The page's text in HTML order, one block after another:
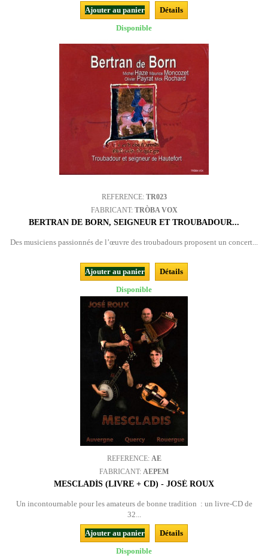
Ajouter au panier
Détails
Disponible
REFERENCE: TR023
FABRICANT: TRÒBA VOX
BERTRAN DE BORN, SEIGNEUR ET TROUBADOUR...
Des musiciens passionnés de l’œuvre des troubadours proposent un concert...
Ajouter au panier
Détails
Disponible
REFERENCE: AE
FABRICANT: AEPEM
MESCLADÍS (LIVRE + CD) - JOSÉ ROUX
Un incontournable pour les amateurs de bonne tradition : un livre-CD de
32...
Ajouter au panier
Détails
Disponible